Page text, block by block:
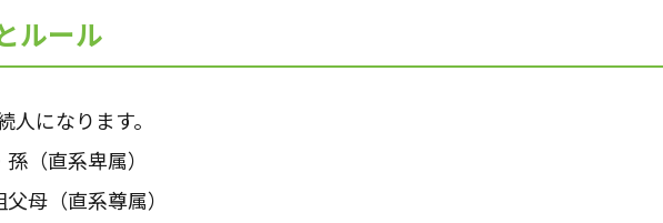
ルール
人になります。
（直系卑属）
母（直系尊属）